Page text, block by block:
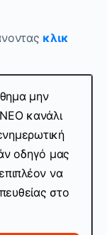
κλικ
μην
κανάλι
οδηγό μας
να
στο